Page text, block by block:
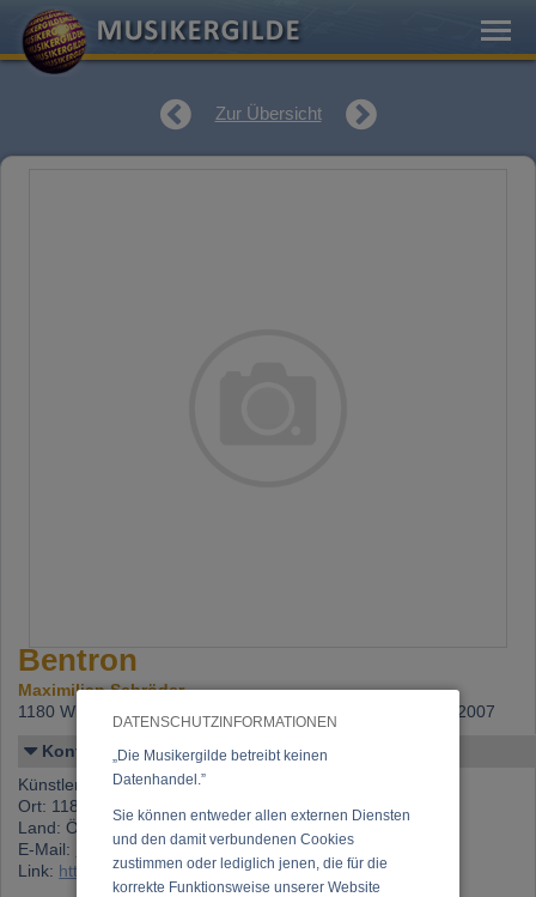
DATENSCHUTZINFORMATIONEN
„Die Musikergilde betreibt keinen
Datenhandel.”
Sie können entweder allen externen Diensten
und den damit verbundenen Cookies
zustimmen oder lediglich jenen, die für die
korrekte Funktionsweise unserer Website
Zur Übersicht
Bentron
Maximilian Schröder
1180 Wien,
Beitritt: 24.07.2007, letzte Änderung: 24.07.2007
Kontakt
Künstlername: Bentron
Ort: 1180 Wien
Land: Österreich
E-Mail:
max.schroeder@inode.at
Link: https://www.musikergilde.at/mitglied/2666.htm